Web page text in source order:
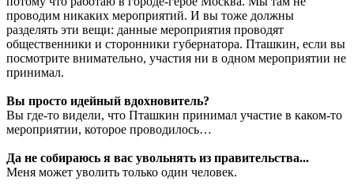
проводим никаких мероприятий. И вы тоже должны
разделять эти вещи: данные мероприятия проводят
общественники и сторонники губернатора. Пташкин, если вы
посмотрите внимательно, участия ни в одном мероприятии не
принимал.
Вы просто идейный вдохновитель?
Вы где-то видели, что Пташкин принимал участие в каком-то
мероприятии, которое проводилось…
Да не собираюсь я вас увольнять из правительства...
Меня может уволить только один человек.